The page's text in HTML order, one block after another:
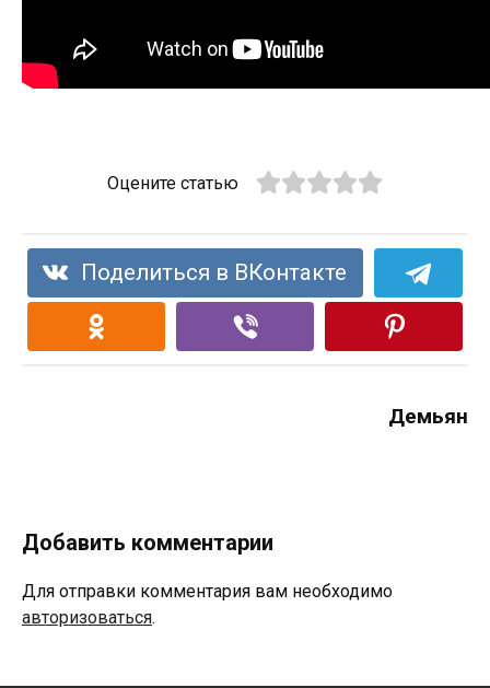
Оцените статью
Поделиться в ВКонтакте
Демьян
Добавить комментарии
Для отправки комментария вам необходимо
авторизоваться.